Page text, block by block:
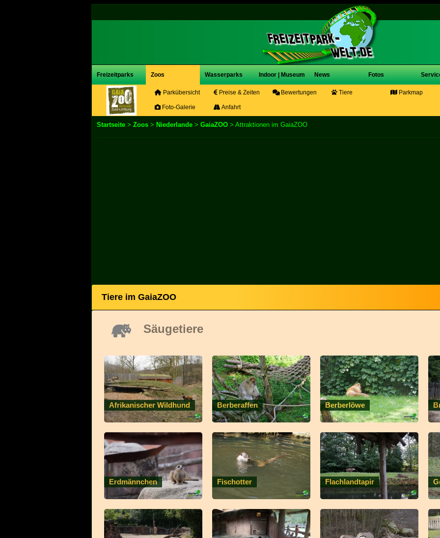
Freizeitparks Zoos Wasserparks Indoor | Museum News Fotos
Parkübersicht Preise & Zeiten Bewertungen Tiere Parkmap
Foto-Galerie Anfahrt
Startseite > Zoos > Niederlande > GaiaZOO > Attraktionen im GaiaZOO
Tiere im GaiaZOO
Säugetiere
Afrikanischer Wildhund Berberaffen Berberlöwe
Erdmännchen Fischotter Flachlandtapir